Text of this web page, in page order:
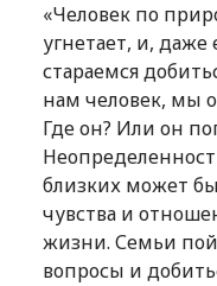
«Человек по
угнетает, и,
стараемся
нам человек, мы
Где он? Или он
близких может
чувства и
жизни. Семьи
вопросы и